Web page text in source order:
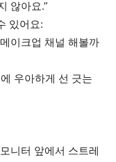
않아요.”
있어요:
이크업 채널 해볼까
우아하게 선 긋는
니터 앞에서 스트레